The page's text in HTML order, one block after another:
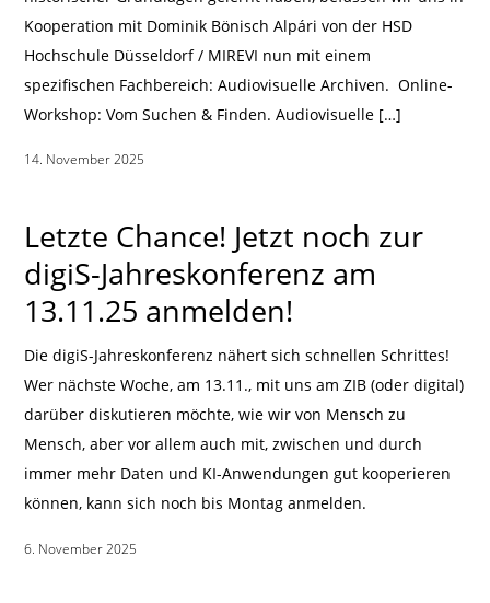
Kooperation mit Dominik Bönisch Alpári von der HSD
Hochschule Düsseldorf / MIREVI nun mit einem
spezifischen Fachbereich: Audiovisuelle Archiven. Online-
Workshop: Vom Suchen & Finden. Audiovisuelle […]
14. November 2025
Letzte Chance! Jetzt noch zur
digiS-Jahreskonferenz am
13.11.25 anmelden!
Die digiS-Jahreskonferenz nähert sich schnellen Schrittes!
Wer nächste Woche, am 13.11., mit uns am ZIB (oder digital)
darüber diskutieren möchte, wie wir von Mensch zu
Mensch, aber vor allem auch mit, zwischen und durch
immer mehr Daten und KI-Anwendungen gut kooperieren
können, kann sich noch bis Montag anmelden.
6. November 2025